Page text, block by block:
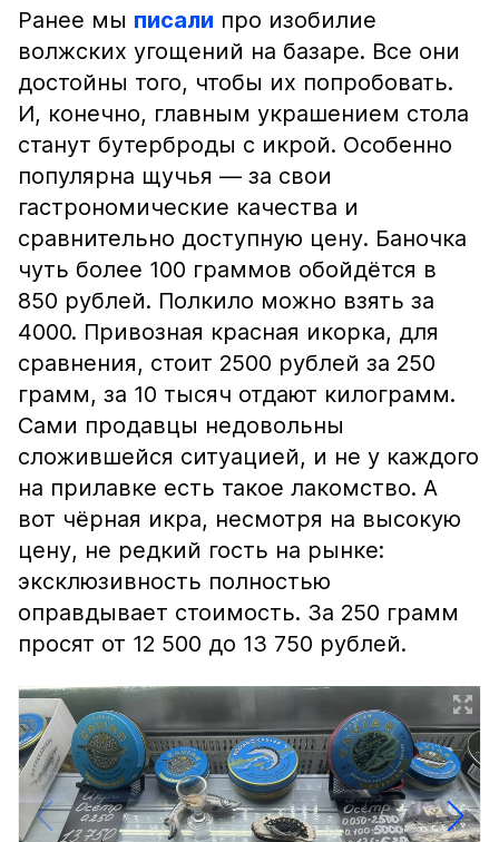
Ранее мы писали про изобилие
волжских угощений на базаре. Все они
достойны того, чтобы их попробовать.
И, конечно, главным украшением стола
станут бутерброды с икрой. Особенно
популярна щучья — за свои
гастрономические качества и
сравнительно доступную цену. Баночка
чуть более 100 граммов обойдётся в
850 рублей. Полкило можно взять за
4000. Привозная красная икорка, для
сравнения, стоит 2500 рублей за 250
грамм, за 10 тысяч отдают килограмм.
Сами продавцы недовольны
сложившейся ситуацией, и не у каждого
на прилавке есть такое лакомство. А
вот чёрная икра, несмотря на высокую
цену, не редкий гость на рынке:
эксклюзивность полностью
оправдывает стоимость. За 250 грамм
просят от 12 500 до 13 750 рублей.